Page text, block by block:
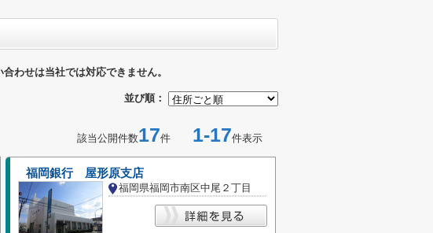
わせは当社では対応できません。
並び順：
該当公開件数17件 1-17件表示
福岡銀行 屋形原支店
福岡県福岡市南区中尾２丁目